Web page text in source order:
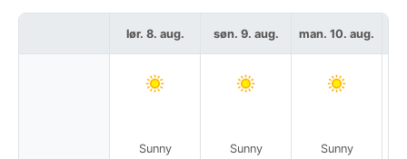
lør. 8. aug.
Sunny
søn. 9. aug.
Sunny
man. 10. aug.
Sunny